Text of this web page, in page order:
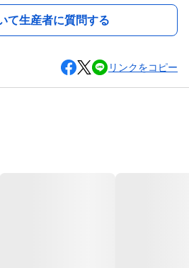
て生産者に質問する
リンクをコピー